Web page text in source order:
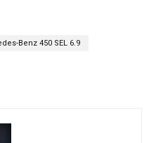
Benz 450 SEL 6.9